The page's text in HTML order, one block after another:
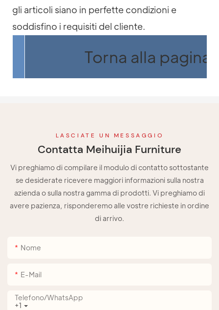
gli articoli siano in perfette condizioni e
soddisfino i requisiti del cliente.
Torna alla pagina
LASCIATE UN MESSAGGIO
Contatta Meihuijia Furniture
Vi preghiamo di compilare il modulo di contatto sottostante
se desiderate ricevere maggiori informazioni sulla nostra
azienda o sulla nostra gamma di prodotti. Vi preghiamo di
avere pazienza, risponderemo alle vostre richieste in ordine
di arrivo.
Nome
E-Mail
+1
Telefono/WhatsApp